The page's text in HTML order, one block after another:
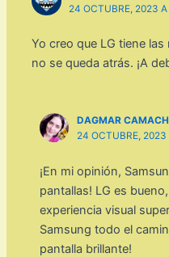
24 OCTUBRE, 2023
Yo creo que LG tiene
no se queda atrás. ¡A
DAGMAR
24 OCTUBRE,
¡En mi opinión,
pantallas! LG es
experiencia visual
Samsung todo el
pantalla brillante!